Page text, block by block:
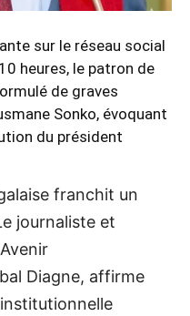
sur le réseau social
heures, le patron de
de graves
Sonko, évoquant
du président
franchit un
journaliste et
Diagne, affirme